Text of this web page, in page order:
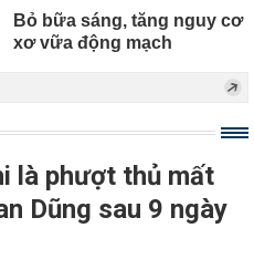
Bỏ bữa sáng, tăng nguy cơ
xơ vữa động mạch
là phượt thủ mất
Dũng sau 9 ngày